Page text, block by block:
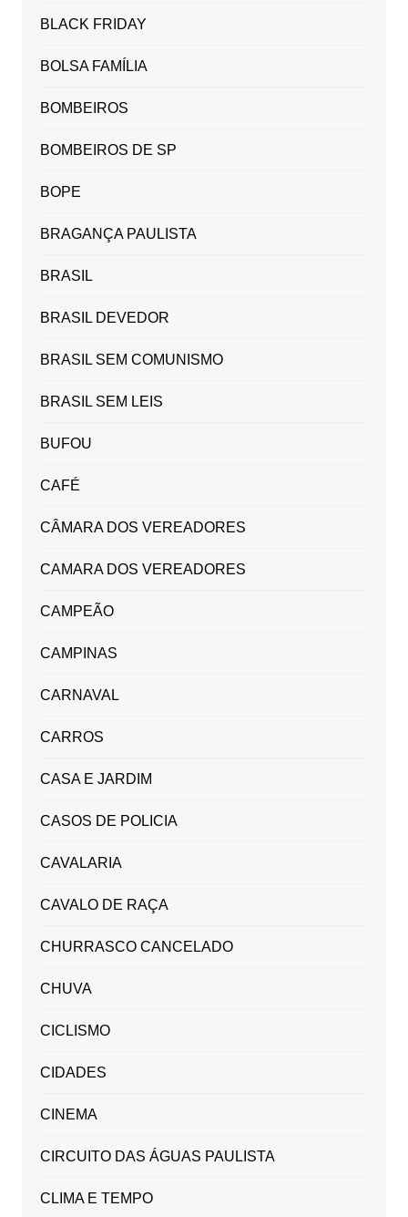
BLACK FRIDAY
BOLSA FAMÍLIA
BOMBEIROS
BOMBEIROS DE SP
BOPE
BRAGANÇA PAULISTA
BRASIL
BRASIL DEVEDOR
BRASIL SEM COMUNISMO
BRASIL SEM LEIS
BUFOU
CAFÉ
CÂMARA DOS VEREADORES
CAMARA DOS VEREADORES
CAMPEÃO
CAMPINAS
CARNAVAL
CARROS
CASA E JARDIM
CASOS DE POLICIA
CAVALARIA
CAVALO DE RAÇA
CHURRASCO CANCELADO
CHUVA
CICLISMO
CIDADES
CINEMA
CIRCUITO DAS ÁGUAS PAULISTA
CLIMA E TEMPO